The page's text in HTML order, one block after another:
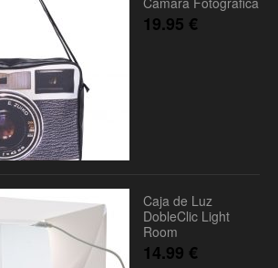
19.95 €
Caja de Luz
DobleClic Light
Room
14.99 €